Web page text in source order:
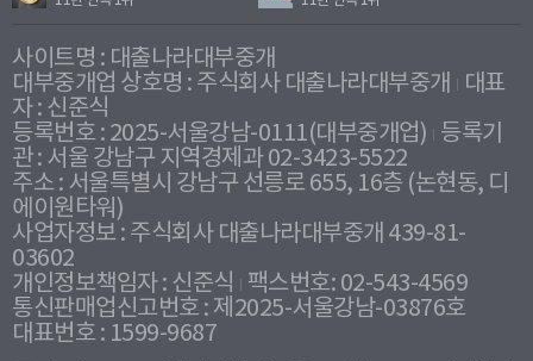
사이트명 : 대출나라대부중개
대부중개업 상호명 : 주식회사 대출나라대부중개
대표
자 : 신준식
등록번호 : 2025-서울강남-0111(대부중개업) 등록기
관 : 서울 강남구 지역경제과 02-3423-5522
주소 : 서울특별시 강남구 선릉로 655, 16층 (논현동, 디
에이원타워)
사업자정보 : 주식회사 대출나라대부중개 439-81-
03602
개인정보책임자 : 신준식
팩스번호: 02-543-4569
통신판매업신고번호 : 제2025-서울강남-03876호
대표번호 : 1599-9687